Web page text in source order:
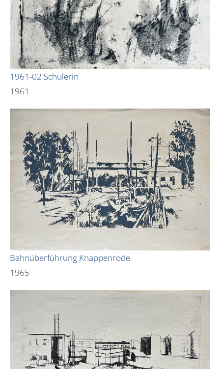
1961-02 Schülerin
1961
Bahnüberführung Knappenrode
1965